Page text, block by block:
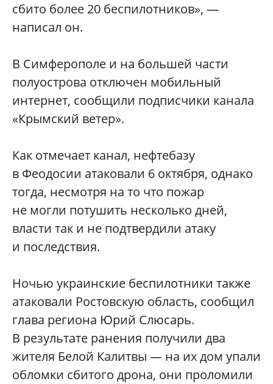
сбито более 20 беспилотников», —
написал он.
В Симферополе и на большей части
полуострова отключен мобильный
интернет, сообщили подписчики канала
«Крымский ветер».
Как отмечает канал, нефтебазу
в Феодосии атаковали 6 октября, однако
тогда, несмотря на то что пожар
не могли потушить несколько дней,
власти так и не подтвердили атаку
и последствия.
Ночью украинские беспилотники также
атаковали Ростовскую область, сообщил
глава региона Юрий Слюсарь.
В результате ранения получили два
жителя Белой Калитвы — на их дом упали
обломки сбитого дрона, они проломили